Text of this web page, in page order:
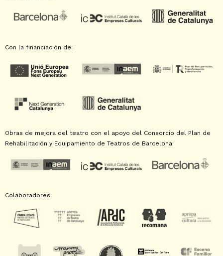
Con la financiación de:
Obras de mejora del teatro con el apoyo del Consorcio del Plan de
Rehabilitación y Equipamiento de Teatros de Barcelona:
Colaboradores: